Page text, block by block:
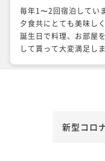
毎年1〜2回宿泊してい
夕食共にとても美味し
誕生日で料理、お部屋
して貰って大変満足し
新型コロ